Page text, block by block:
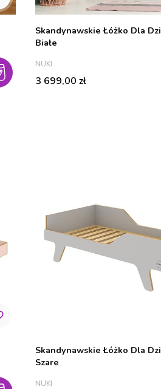
Skandynawskie Łóżko Dla
Białe
PRODUCENT
NUKI
Cena
3 699,00 zł
Skandynawskie Łóżko Dla
Szare
PRODUCENT
NUKI